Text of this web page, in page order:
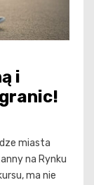
i
miasta
na Rynku
ma nie